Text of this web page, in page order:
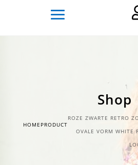
Shop
HOME PRODUCT
ROZE ZWARTE RETRO
OVALE VORM WHITE